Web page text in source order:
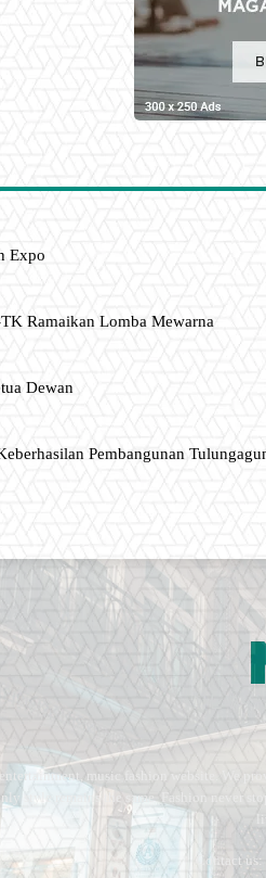
Expo
Ramaikan Lomba Mewarna
Dewan
Pembangunan
music fashion website. We
style remains the same. Fashion never
Contact us: